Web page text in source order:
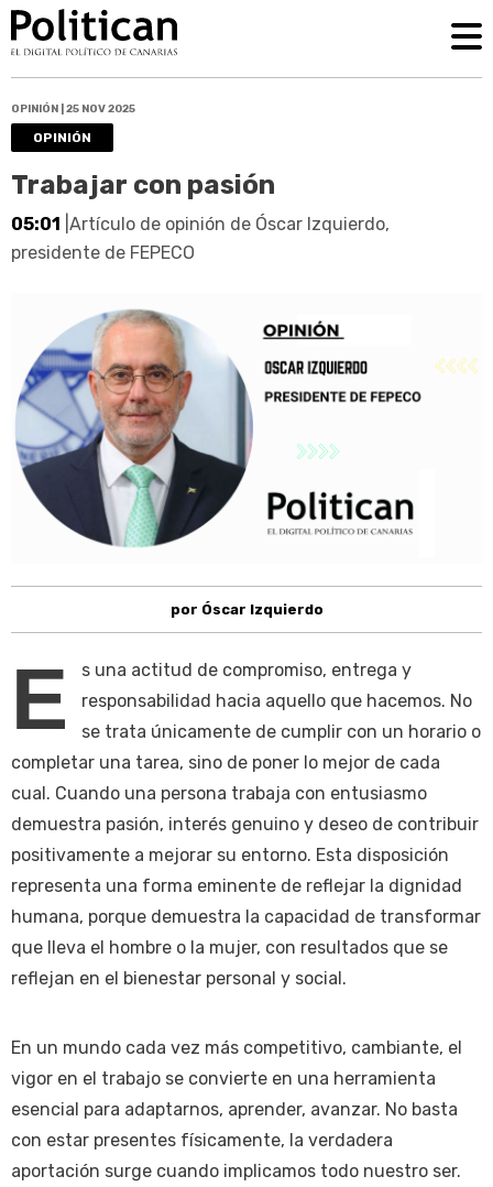
OPINIÓN | 25 NOV 2025
OPINIÓN
Trabajar con pasión
05:01 |Artículo de opinión de Óscar Izquierdo,
presidente de FEPECO
por Óscar Izquierdo
E
s una actitud de compromiso, entrega y
responsabilidad hacia aquello que hacemos. No
se trata únicamente de cumplir con un horario o
completar una tarea, sino de poner lo mejor de cada
cual. Cuando una persona trabaja con entusiasmo
demuestra pasión, interés genuino y deseo de contribuir
positivamente a mejorar su entorno. Esta disposición
representa una forma eminente de reflejar la dignidad
humana, porque demuestra la capacidad de transformar
que lleva el hombre o la mujer, con resultados que se
reflejan en el bienestar personal y social.
En un mundo cada vez más competitivo, cambiante, el
vigor en el trabajo se convierte en una herramienta
esencial para adaptarnos, aprender, avanzar. No basta
con estar presentes físicamente, la verdadera
aportación surge cuando implicamos todo nuestro ser.